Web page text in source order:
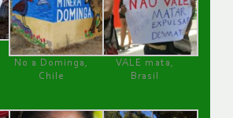
No a Dominga,
Chile
VALE mata,
Brasil